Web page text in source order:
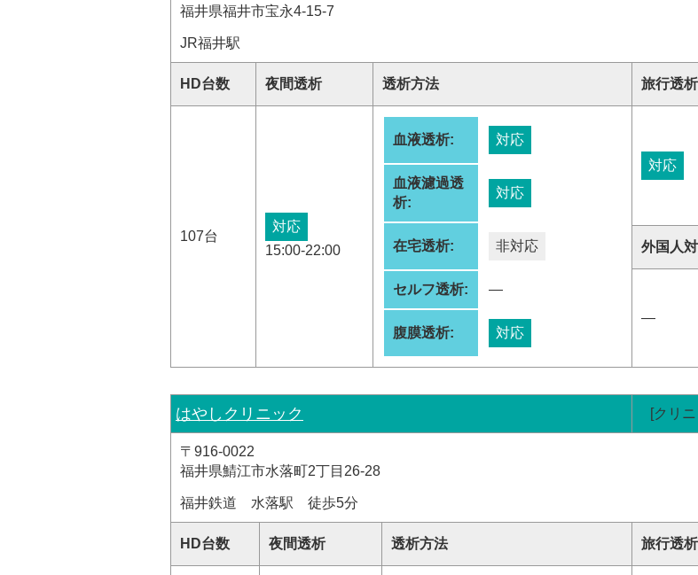
福井県福井市宝永4-15-7
JR福井駅
HD台数 夜間透析 透析方法 旅行透析
107台
対応
15:00-22:00
血液透析: 対応
血液濾過透
析:
対応
在宅透析: 非対応
セルフ透析: ―
腹膜透析: 対応
対応
外国人
―
はやしクリニック [クリ
〒916-0022
福井県鯖江市水落町2丁目26-28
福井鉄道 水落駅 徒歩5分
HD台数 夜間透析 透析方法 旅行透析